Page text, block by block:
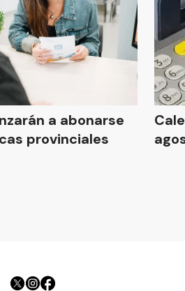
a abonarse
provinciales